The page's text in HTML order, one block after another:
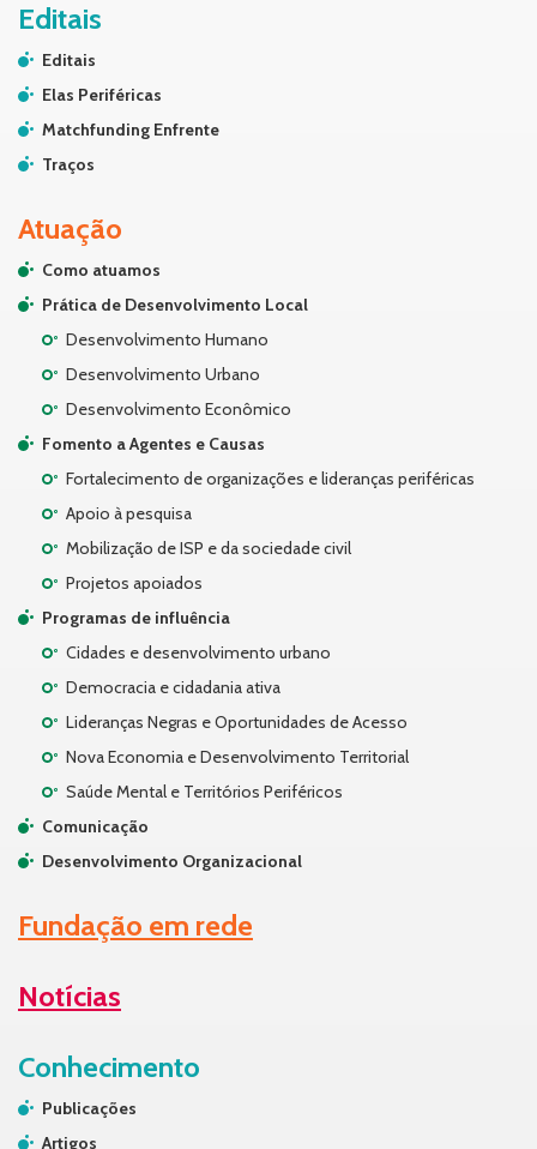
Editais
Editais
Elas Periféricas
Matchfunding Enfrente
Traços
Atuação
Como atuamos
Prática de Desenvolvimento Local
Desenvolvimento Humano
Desenvolvimento Urbano
Desenvolvimento Econômico
Fomento a Agentes e Causas
Fortalecimento de organizações e lideranças periféricas
Apoio à pesquisa
Mobilização de ISP e da sociedade civil
Projetos apoiados
Programas de influência
Cidades e desenvolvimento urbano
Democracia e cidadania ativa
Lideranças Negras e Oportunidades de Acesso
Nova Economia e Desenvolvimento Territorial
Saúde Mental e Territórios Periféricos
Comunicação
Desenvolvimento Organizacional
Fundação em rede
Notícias
Conhecimento
Publicações
Artigos